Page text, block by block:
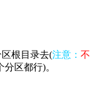
根目录去(注意： 不
区都行)。